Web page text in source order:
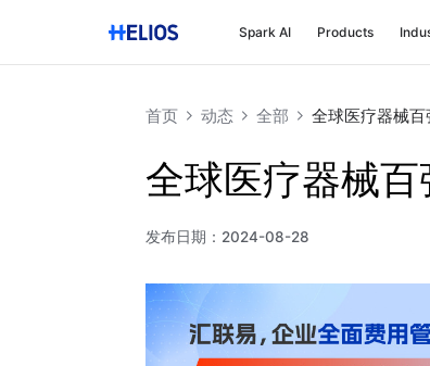
Spark AI Products
首页 动态 全部 全球医疗器械
全球医疗器械
发布日期： 2024-08-28